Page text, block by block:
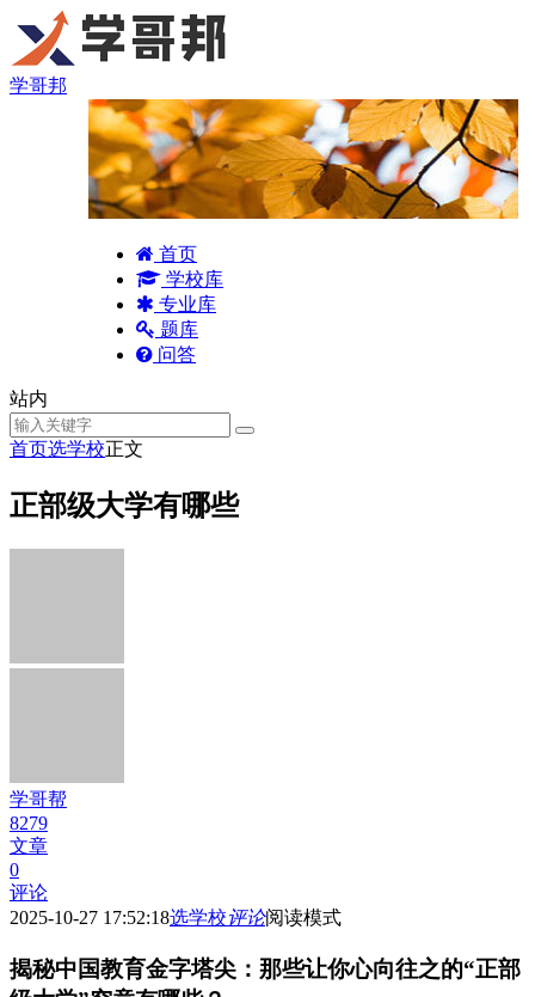
学哥邦
首页
学校库
专业库
题库
问答
站内
首页选学校正文
正部级大学有哪些
学哥帮
8279
文章
0
评论
2025-10-27 17:52:18选学校评论阅读模式
揭秘中国教育金字塔尖：那些让你心向往之的“正部